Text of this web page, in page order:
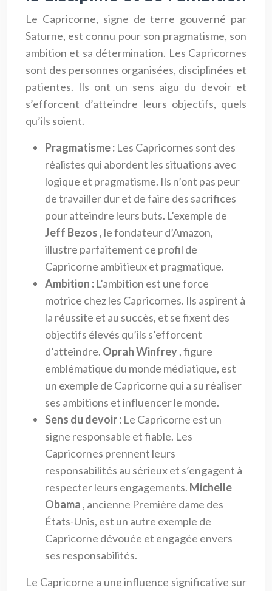
Le Capricorne, signe de terre gouverné par
Saturne, est connu pour son pragmatisme, son
ambition et sa détermination. Les Capricornes
sont des personnes organisées, disciplinées et
patientes. Ils ont un sens aigu du devoir et
s’efforcent d’atteindre leurs objectifs, quels
qu’ils soient.
Pragmatisme : Les Capricornes sont des
réalistes qui abordent les situations avec
logique et pragmatisme. Ils n’ont pas peur
de travailler dur et de faire des sacrifices
pour atteindre leurs buts. L’exemple de
Jeff Bezos , le fondateur d’Amazon,
illustre parfaitement ce profil de
Capricorne ambitieux et pragmatique.
Ambition : L’ambition est une force
motrice chez les Capricornes. Ils aspirent à
la réussite et au succès, et se fixent des
objectifs élevés qu’ils s’efforcent
d’atteindre. Oprah Winfrey, figure
emblématique du monde médiatique, est
un exemple de Capricorne qui a su réaliser
ses ambitions et influencer le monde.
Sens du devoir : Le Capricorne est un
signe responsable et fiable. Les
Capricornes prennent leurs
responsabilités au sérieux et s’engagent à
respecter leurs engagements. Michelle
Obama , ancienne Première dame des
États-Unis, est un autre exemple de
Capricorne dévouée et engagée envers
ses responsabilités.
Le Capricorne a une influence significative sur